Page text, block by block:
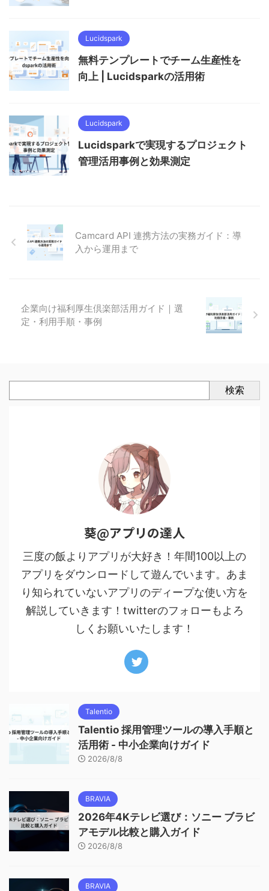
Lucidspark
無料テンプレートでチーム生産性を
向上 | Lucidsparkの活用術
Lucidspark
Lucidsparkで実現するプロジェクト
管理活用事例と効果測定
Camcard API 連携方法の実務ガイド：導
入から運用まで
企業向け福利厚生倶楽部活用ガイド｜選
定・利用手順・事例
検索
葵@アプリの達人
三度の飯よりアプリが大好き！年間100以上の
アプリをダウンロードして遊んでいます。あま
り知られていないアプリのディープな使い方を
解説していきます！twitterのフォローもよろ
しくお願いいたします！
Talentio
Talentio 採用管理ツールの導入手順と
活用術 - 中小企業向けガイド
2026/8/8
BRAVIA
2026年4Kテレビ選び：ソニー ブラビ
アモデル比較と購入ガイド
2026/8/8
BRAVIA